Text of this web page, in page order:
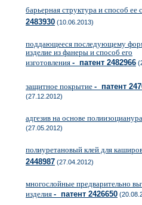
барьерная структура и способ ее
2483930 (10.06.2013)
поддающееся последующему
изделие из фанеры и способ его
изготовления - патент 2482966
защитное покрытие - патент
(27.12.2012)
адгезив на основе
(27.05.2012)
полиуретановый клей для
2448987 (27.04.2012)
многослойные предварительно
изделия - патент 2426650